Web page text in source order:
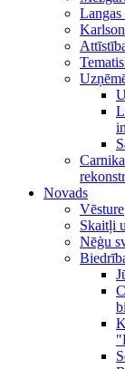
Langas
Novads
Vēsture
Skaitļi
Nēģu